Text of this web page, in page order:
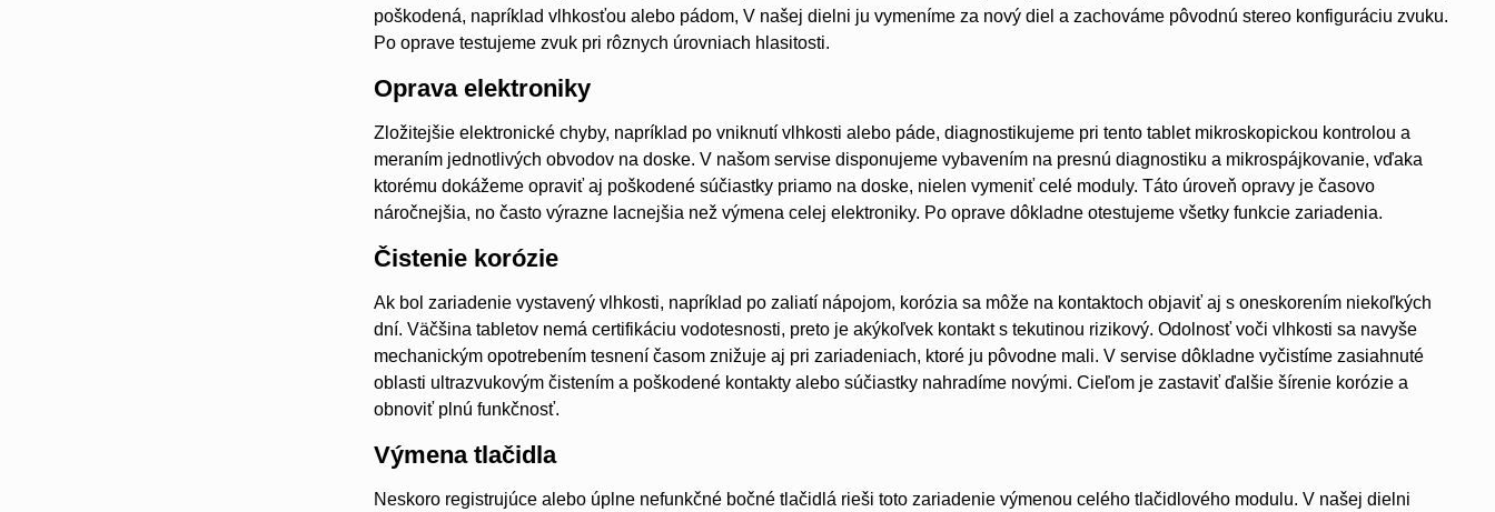
poškodená, napríklad vlhkosťou alebo pádom, V našej dielni ju vymeníme za nový diel a zachováme pôvodnú stereo konfiguráciu zvuku.
Po oprave testujeme zvuk pri rôznych úrovniach hlasitosti.
Oprava elektroniky
Zložitejšie elektronické chyby, napríklad po vniknutí vlhkosti alebo páde, diagnostikujeme pri tento tablet mikroskopickou kontrolou a
meraním jednotlivých obvodov na doske. V našom servise disponujeme vybavením na presnú diagnostiku a mikrospájkovanie, vďaka
ktorému dokážeme opraviť aj poškodené súčiastky priamo na doske, nielen vymeniť celé moduly. Táto úroveň opravy je časovo
náročnejšia, no často výrazne lacnejšia než výmena celej elektroniky. Po oprave dôkladne otestujeme všetky funkcie zariadenia.
Čistenie korózie
Ak bol zariadenie vystavený vlhkosti, napríklad po zaliatí nápojom, korózia sa môže na kontaktoch objaviť aj s oneskorením niekoľkých
dní. Väčšina tabletov nemá certifikáciu vodotesnosti, preto je akýkoľvek kontakt s tekutinou rizikový. Odolnosť voči vlhkosti sa navyše
mechanickým opotrebením tesnení časom znižuje aj pri zariadeniach, ktoré ju pôvodne mali. V servise dôkladne vyčistíme zasiahnuté
oblasti ultrazvukovým čistením a poškodené kontakty alebo súčiastky nahradíme novými. Cieľom je zastaviť ďalšie šírenie korózie a
obnoviť plnú funkčnosť.
Výmena tlačidla
Neskoro registrujúce alebo úplne nefunkčné bočné tlačidlá rieši toto zariadenie výmenou celého tlačidlového modulu. V našej dielni